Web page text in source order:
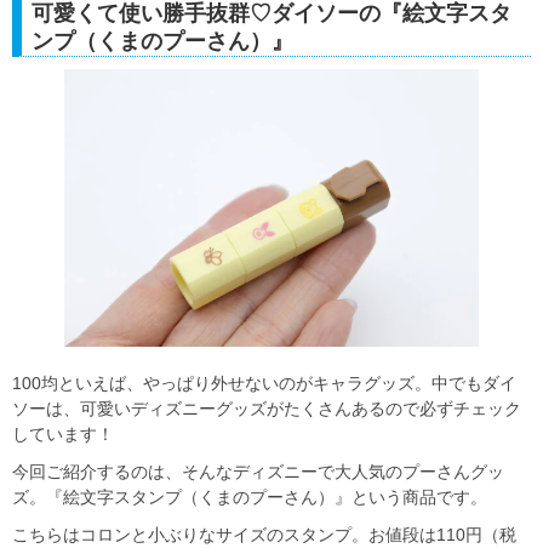
可愛くて使い勝手抜群♡ダイソーの『絵文字スタ
ンプ（くまのプーさん）』
100均といえば、やっぱり外せないのがキャラグッズ。中でもダイ
ソーは、可愛いディズニーグッズがたくさんあるので必ずチェック
しています！
今回ご紹介するのは、そんなディズニーで大人気のプーさんグッ
ズ。『絵文字スタンプ（くまのプーさん）』という商品です。
こちらはコロンと小ぶりなサイズのスタンプ。お値段は110円（税